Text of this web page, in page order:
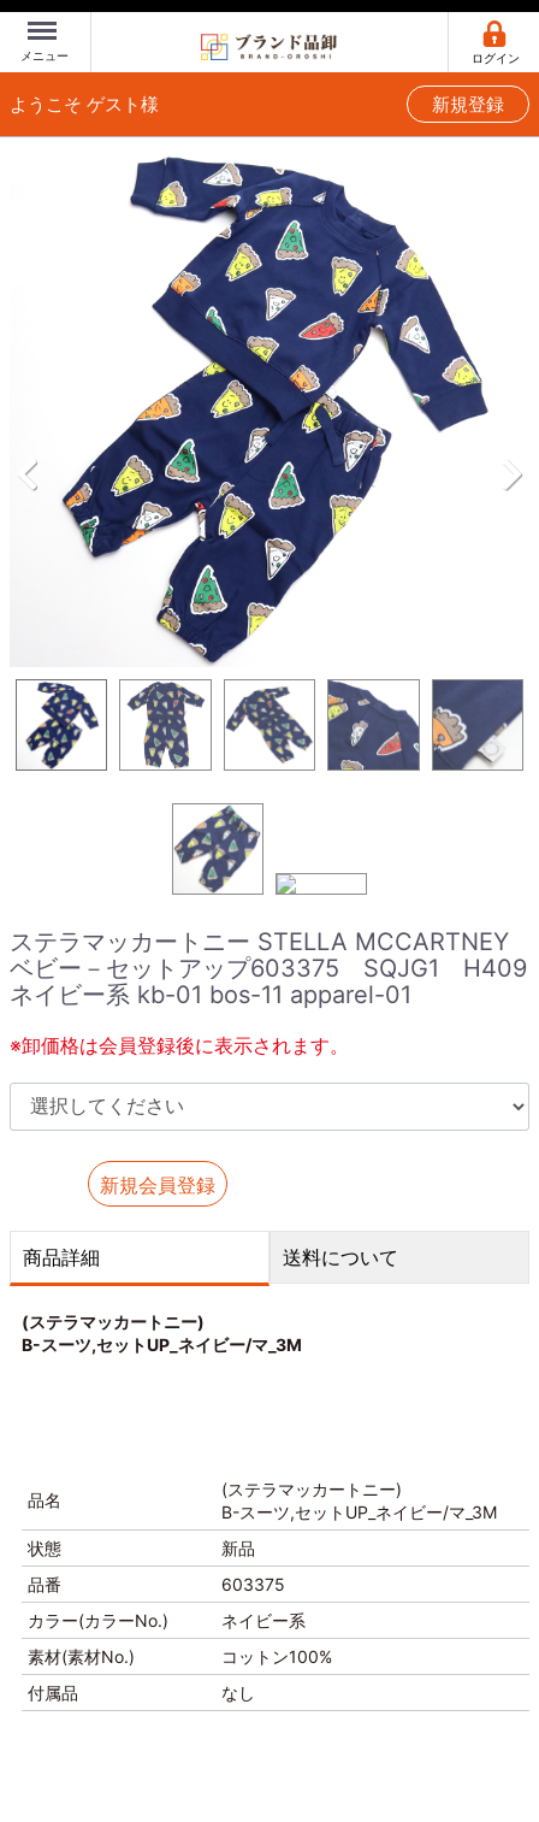
Menu
メニュー ログイン
ようこそ ゲスト様 新規登録
ステラマッカートニー STELLA MCCARTNEY
ベビー－セットアップ603375 SQJG1 H409
ネイビー系 kb-01 bos-11 apparel-01
※卸価格は会員登録後に表示されます。
新規会員登録
商品詳細 送料について
(ステラマッカートニー)
B-スーツ,セットUP_ネイビー/マ_3M
品名
(ステラマッカートニー)
B-スーツ,セットUP_ネイビー/マ_3M
状態
新品
品番
603375
カラー(カラーNo.)
ネイビー系
素材(素材No.)
コットン100%
付属品
なし